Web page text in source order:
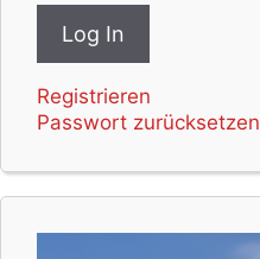
Registrieren
Passwort zurücksetzen